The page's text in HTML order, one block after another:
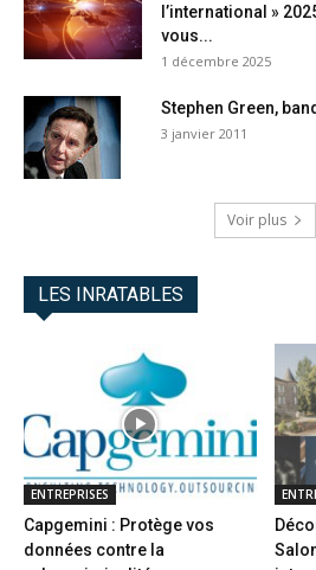
l’international »
vous...
1 décembre 2025
Stephen Green,
3 janvier 2011
Voir plus
LES INRATABLES
ENTREPRISES
Capgemini : Protège vos
données contre la